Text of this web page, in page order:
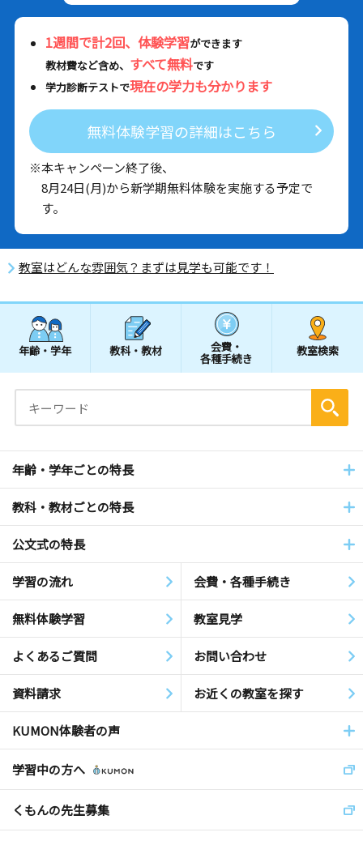
1週間で計2回、体験学習ができます
教材費など含め、 すべて無料です
学力診断テストで現在の学力も分かります
無料体験学習の詳細はこちら
※本キャンペーン終了後、
8月24日(月)から新学期無料体験を実施する予定で
す。
教室はどんな雰囲気？まずは見学も可能です！
年齢・学年 教科・教材 会費・
各種手続き
教室検索
年齢・学年ごとの特長
教科・教材ごとの特長
公文式の特長
学習の流れ 会費・各種手続き
無料体験学習 教室見学
よくあるご質問 お問い合わせ
資料請求 お近くの教室を探す
KUMON体験者の声
学習中の方へ
くもんの先生募集